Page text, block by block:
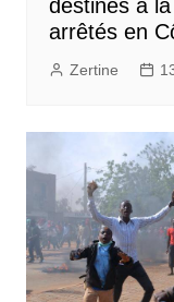
destinés à
arrêtés en
Zertine